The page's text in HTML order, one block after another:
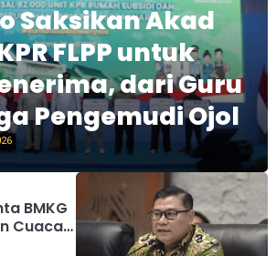
Saksikan Akad
FLPP untuk
dari Guru
Pengemudi Ojol
BMKG
Cuaca